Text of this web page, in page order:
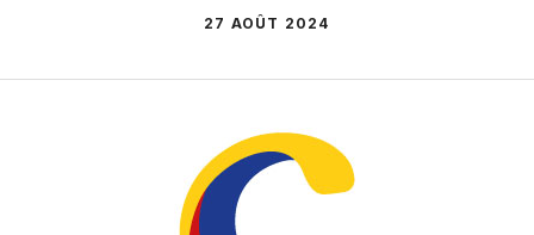
27 AOÛT 2024